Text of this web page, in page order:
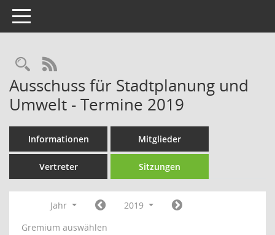
Toggle navigation
Rechercheauswahl
RSS-Feed
Ausschuss für Stadtplanung und
Umwelt - Termine 2019
Informationen Mitglieder
Vertreter Sitzungen
Jahr
2019
Gremium auswählen